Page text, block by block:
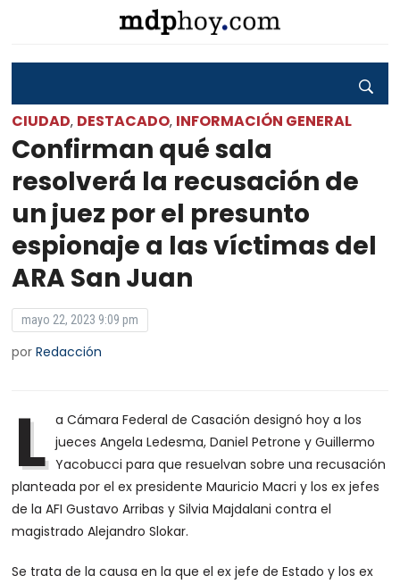
CIUDAD, DESTACADO, INFORMACIÓN GENERAL
Confirman qué sala
resolverá la recusación de
un juez por el presunto
espionaje a las víctimas del
ARA San Juan
mayo 22, 2023 9:09 pm
porRedacción
L a Cámara Federal de Casación designó hoy a los
jueces Angela Ledesma, Daniel Petrone y Guillermo
Yacobucci para que resuelvan sobre una recusación
planteada por el ex presidente Mauricio Macri y los ex jefes
de la AFI Gustavo Arribas y Silvia Majdalani contra el
magistrado Alejandro Slokar.
Se trata de la causa en la que el ex jefe de Estado y los ex